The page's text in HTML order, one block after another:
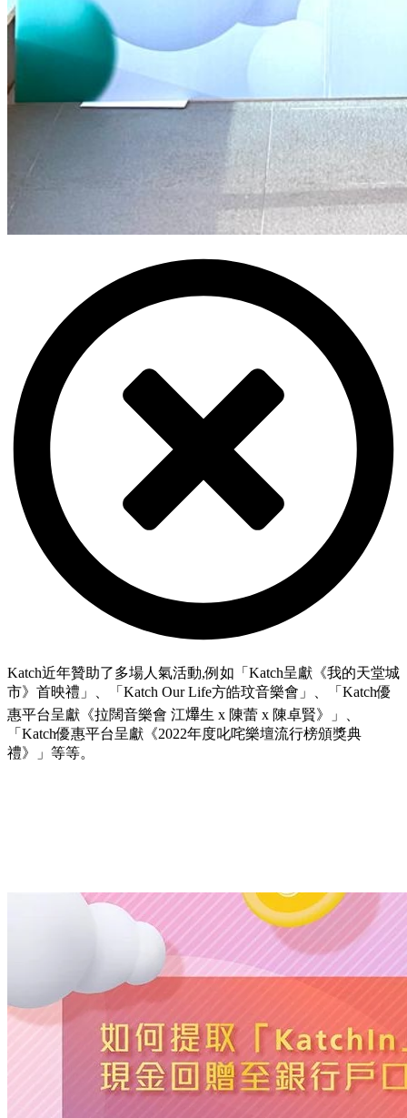
Katch近年贊助了多場人氣活動,例如「Katch呈獻《我的天堂城
市》首映禮」、「Katch Our Life方皓玟音樂會」、「Katch優
惠平台呈獻《拉闊音樂會 江𤒹生 x 陳蕾 x 陳卓賢》」、
「Katch優惠平台呈獻《2022年度叱咤樂壇流行榜頒獎典
禮》」等等。